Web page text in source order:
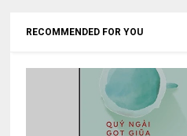
RECOMMENDED FOR YOU